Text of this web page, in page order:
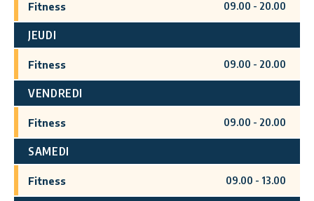
Fitness 09.00 - 20.00
JEUDI
Fitness 09.00 - 20.00
VENDREDI
Fitness 09.00 - 20.00
SAMEDI
Fitness 09.00 - 13.00